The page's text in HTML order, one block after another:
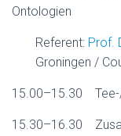
Ontologien
Referent: Prof.
Groningen /
15.00–15.30
15.30–16.30